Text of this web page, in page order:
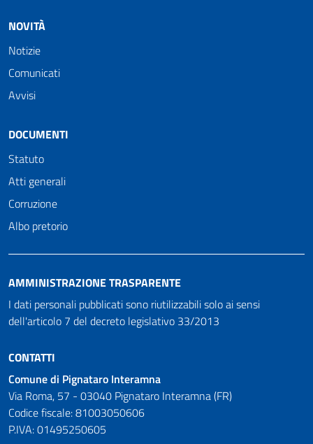
NOVITÀ
Notizie
Comunicati
Avvisi
DOCUMENTI
Statuto
Atti generali
Corruzione
Albo pretorio
AMMINISTRAZIONE TRASPARENTE
I dati personali pubblicati sono riutilizzabili solo ai sensi
dell'articolo 7 del decreto legislativo 33/2013
CONTATTI
Comune di Pignataro Interamna
Via Roma, 57 - 03040 Pignataro Interamna (FR)
Codice fiscale: 81003050606
P.IVA: 01495250605